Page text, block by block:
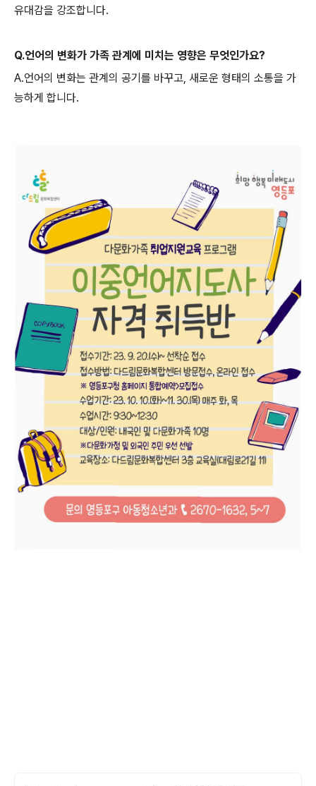
유대감을 강조합니다.
Q.언어의 변화가 가족 관계에 미치는 영향은 무엇인가요?
A.언어의 변화는 관계의 공기를 바꾸고, 새로운 형태의 소통을 가
능하게 합니다.